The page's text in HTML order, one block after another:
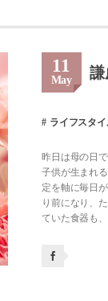
11
May 謙
ライフスタ
昨日は母の日
子供が生まれ
定を軸に毎日
り前になり、
ていた食器も